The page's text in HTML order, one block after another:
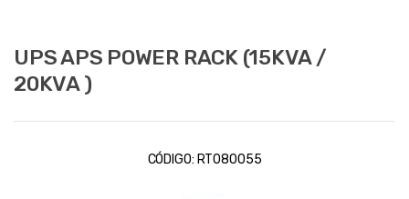
UPS APS POWER RACK (15KVA /
20KVA )
CÓDIGO: RT080055